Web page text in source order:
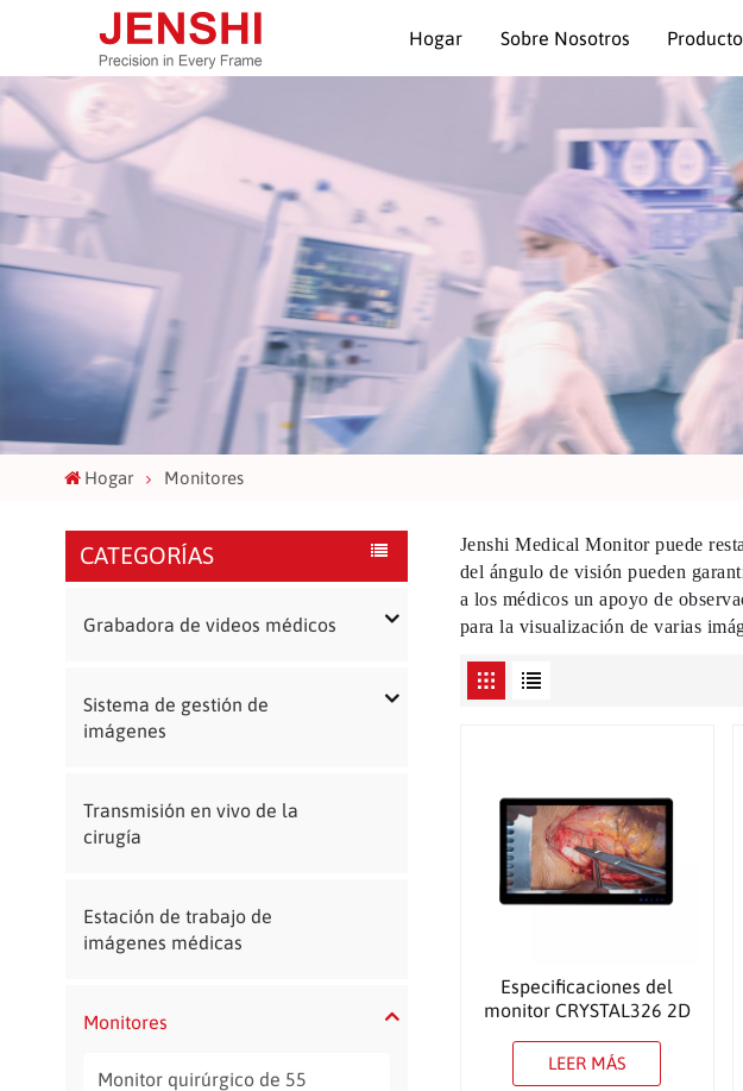
Hogar Sobre Nosotros
Hogar Monitores
CATEGORÍAS
Grabadora de videos médicos
Sistema de gestión de
imágenes
Transmisión en vivo de la
cirugía
Estación de trabajo de
imágenes médicas
Monitores
Monitor quirúrgico de 55
Jenshi Medical Monitor puede
del ángulo de visión pueden
a los médicos un apoyo de
para la visualización de varias
Especificaciones del
monitor CRYSTAL326 2D
LEER MÁS